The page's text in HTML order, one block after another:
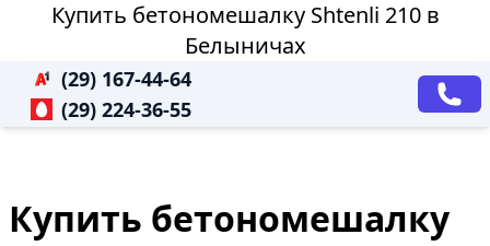
Купить бетономешалку Shtenli 210 в
Белыничах
(29) 167-44-64
(29) 224-36-55
Купить бетономешалку